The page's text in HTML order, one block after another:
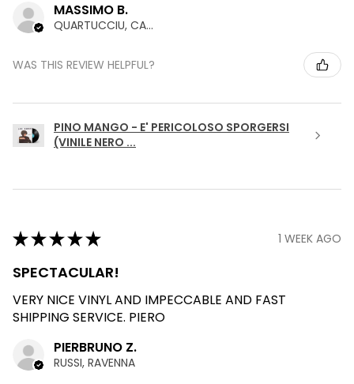
MASSIMO B.
QUARTUCCIU, CAGLIARI
WAS THIS REVIEW HELPFUL?
PINO MANGO - E' PERICOLOSO SPORGERSI
(VINILE NERO ...
★★★★★ 1 WEEK AGO
SPECTACULAR!
VERY NICE VINYL AND IMPECCABLE AND FAST
SHIPPING SERVICE. PIERO
PIERBRUNO Z.
RUSSI, RAVENNA